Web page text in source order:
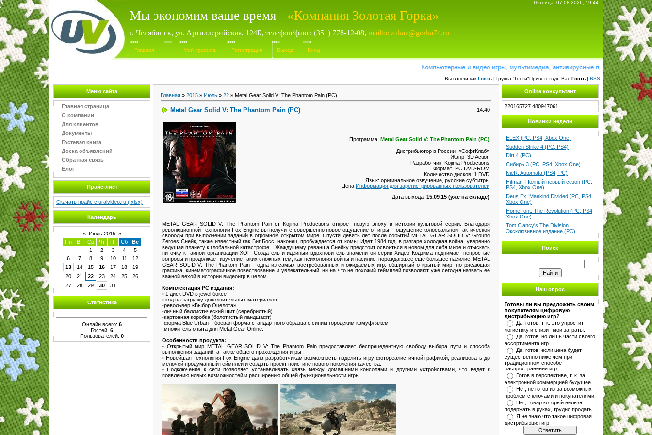
Пятница, 07.08.2026, 19:44
Мы экономим ваше время - «Компания Золотая Горка»
г. Челябинск, ул. Артиллерийская, 124Б, телефон/факс: (351) 778-12-08, mailto: zakaz@gorka74.ru
Главная Мой профиль Регистрация Выход Вход
Компьютерные и видео игры, мультимедиа, антивирусные программы,
Вы вошли как Гость | Группа "Гости"Приветствую Вас Гость | RSS
Меню сайта
Главная страница
О компании
Для клиентов
Документы
Гостевая книга
Доска объявлений
Обратная связь
Блог
Прайс-лист
Скачать прайс с uralvideo.ru (.xlsx)
Календарь
« Июль 2015 »
Пн
Вт Ср Чт Пт Сб
Вс
1
2 3 4
5
6
7 8 9 10 11
12
13
14 15 16 17 18
19
20
21 22 23 24 25
26
27
28 29 30 31
Статистика
Онлайн всего: 6
Гостей: 6
Пользователей: 0
Главная » 2015 » Июль » 22 » Metal Gear Solid V: The Phantom Pain (PC)
Metal Gear Solid V: The Phantom Pain (PC) 14:40
Программа: Metal Gear Solid V: The Phantom Pain (PC)
Дистрибьютор в России: «СофтКлаб»
Жанр: 3D Action
Разработчик: Kojima Productions
Формат: PC DVD-ROM
Количество дисков: 1 DVD
Язык: оригинальное озвучение, русские субтитры
Цена:Информация для зарегистрированных пользователей
Дата выхода: 15.09.15 (уже на складе)
METAL GEAR SOLID V: The Phantom Pain от Kojima Productions откроет новую эпоху в истории культовой серии. Благодаря
революционной технологии Fox Engine вы получите совершенно новое ощущение от игры – ощущение колоссальной тактической
свободы при выполнении заданий в огромном открытом мире. Спустя девять лет после событий METAL GEAR SOLID V: Ground
Zeroes Снейк, также известный как Биг Босс, наконец, пробуждается от комы. Идет 1984 год, в разгаре холодная война, уверенно
ведущая планету к глобальной катастрофе... Жаждущему реванша Снейку предстоит освоиться в новом для себя мире и отыскать
ниточку к тайной организации XOF. Создатель и идейный вдохновитель знаменитой серии Хидео Кодзима поднимает непростые
вопросы и продолжает изучение таких сложных тем, как психология войны и насилие, порождающее еще большее насилие. METAL
GEAR SOLID V: The Phantom Pain – одна из самых востребованных и ожидаемых игр: обширный открытый мир, потрясающая
графика, кинематографичное повествование и увлекательный, ни на что не похожий геймплей позволяют уже сегодня назвать ее
важной вехой в истории видеоигр в целом.
Комплектация PC издания:
• 1 диск DVD в jewel боксе
• код на загрузку дополнительных материалов:
-револьвер «Выбор Оцелота»
-личный баллистический щит (серебристый)
-картонная коробка (болотистый ландшафт)
-форма Blue Urban – боевая форма стандартного образца с синим городским камуфляжем
-множитель опыта для Metal Gear Online.
Особенности продукта:
• Открытый мир METAL GEAR SOLID V: The Phantom Pain предоставляет беспрецедентную свободу выбора пути и способа
выполнения заданий, а также общего прохождения игры.
• Новейшая технология Fox Engine дала разработчикам возможность наделить игру фотореалистичной графикой, реализовать до
мелочей продуманный геймплей и создать проект поистине нового поколения качества.
• Подключение к сети позволяет устанавливать связь между домашними консолями и другими устройствами, что ведет к
появлению новых возможностей и расширению общей функциональности игры.
Online консультант
220165727 480947061
Новинки недели
ELEX (PC, PS4, Xbox One)
Sudden Strike 4 (PC, PS4)
Dirt 4 (PC)
Сибирь 3 (PC, PS4, Xbox One)
NieR: Automata (PS4, PC)
Hitman. Полный первый сезон (PC,
PS4, Xbox One)
Deus Ex: Mankind Divided (PC, PS4,
Xbox One)
Homefront: The Revolution (PC, PS4,
Xbox One)
Tom Clancy's The Division.
Эксклюзивное издание (PC)
Поиск
Наш опрос
Готовы ли вы предложить своим
покупателям цифровую
дистрибьюцию игр?
Да, готов, т. к. это упростит
логистику и снизит мои затраты.
Да, готов, но лишь части своего
ассортимента игр.
Да, готов, если цена будет
существенно ниже чем при
традиционном способе
распространения игр.
Готов в перспективе, т. к. за
электронной коммерцией будущее.
Нет, не готов из-за возможных
проблем с ключами и покупателями.
Нет, товар который нельзя
подержать в руках, трудно продать.
Я не знаю что такое цифровая
дистрибьюция игр.